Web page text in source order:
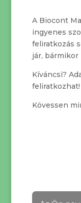
A Biocont
ingyenes
feliratkozás
jár, bármikor
Kíváncsi?
feliratkozhat!
Kövessen